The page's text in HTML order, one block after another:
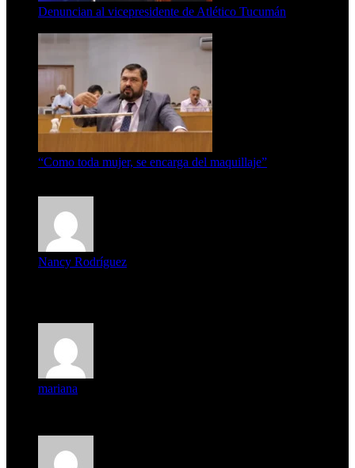
Denuncian al vicepresidente de Atlético Tucumán
“Como toda mujer, se encarga del maquillaje”
Nancy Rodríguez
mariana